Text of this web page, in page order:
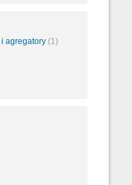
i agregatory (1)